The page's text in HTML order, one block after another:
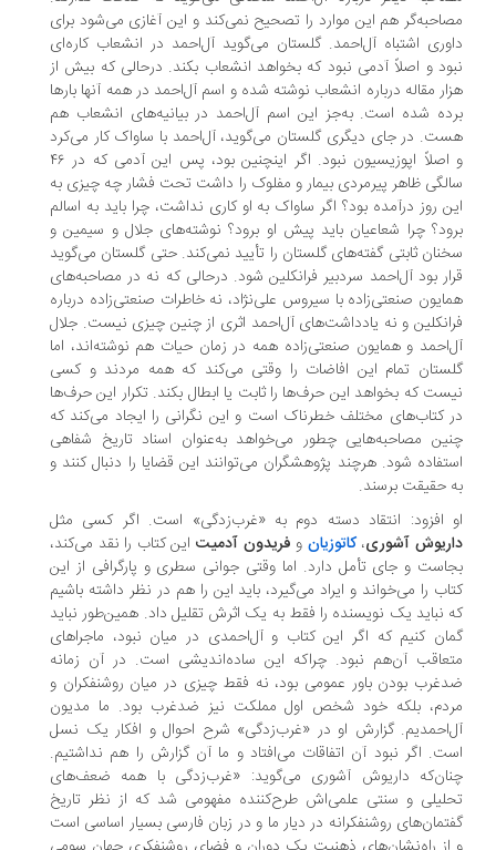
هم این موارد را تصحیح نمی‌کند و این آغازی می‌شود برای
اشتباه آل‌احمد. گلستان می‌گوید آل‌احمد در انشعاب کاره‌ای
و اصلاً آدمی نبود که بخواهد انشعاب بکند. درحالی که بیش از
مقاله درباره‌ انشعاب نوشته شده و اسم آل‌احمد در همه‌ آنها بارها
شده است. به‌جز این اسم آل‌احمد در بیانیه‌های انشعاب هم
در جای دیگری گلستان می‌گوید، آل‌احمد با ساواک کار می‌کرد
و اصلاً اپوزیسیون نبود. اگر اینچنین بود، پس این آدمی که در ۴۶
ظاهر پیرمردی بیمار و مفلوک را داشت تحت فشار چه چیزی به
روز درآمده بود؟ اگر ساواک به او کاری نداشت، چرا باید به اسالم
چرا شعاعیان باید پیش او برود؟ نوشته‌های جلال و سیمین و
ثابتی گفته‌های گلستان را تأیید نمی‌کند. حتی گلستان می‌گوید
بود آل‌احمد سردبیر فرانکلین شود. درحالی که نه در مصاحبه‌های
صنعتی‌زاده با سیروس علی‌نژاد، نه خاطرات صنعتی‌زاده درباره‌
و نه یادداشت‌های آل‌احمد اثری از چنین چیزی نیست. جلال
و همایون صنعتی‌زاده همه در زمان حیات هم نوشته‌اند، اما
تمام این افاضات را وقتی می‌کند که همه مردند و کسی
که بخواهد این حرف‌ها را ثابت یا ابطال بکند. تکرار این حرف‌ها
کتاب‌های مختلف خطرناک است و این نگرانی را ایجاد می‌کند که
مصاحبه‌هایی چطور می‌خواهد به‌عنوان اسناد تاریخ شفاهی
شود. هرچند پژوهشگران می‌توانند این قضایا را دنبال کنند و
حقیقت برسند.
افزود: انتقاد دسته‌ دوم به «غرب‌زدگی» است. اگر کسی مثل
آشوری،کاتوزیانوفریدون آدمیت این کتاب را نقد می‌کند،
و جای تأمل دارد. اما وقتی جوانی سطری و پارگرافی از این
را می‌خواند و ایراد می‌گیرد، باید این را هم در نظر داشته باشیم
نباید یک نویسنده را فقط به یک اثرش تقلیل داد. همین‌طور نباید
کنیم که اگر این کتاب و آل‌احمدی در میان نبود، ماجراهای
آن‌هم نبود. چراکه این ساده‌اندیشی است. در آن زمانه
بودن باور عمومی بود، نه فقط چیزی در میان روشنفکران و
بلکه خود شخص اول مملکت نیز ضدغرب بود. ما مدیون
گزارش او در «غرب‌زدگی» شرح احوال و افکار یک نسل
اگر نبود آن اتفاقات می‌افتاد و ما آن گزارش را هم نداشتیم.
داریوش آشوری می‌گوید: «غرب‌زدگی با همه‌ ضعف‌های
و سنتی علمی‌اش طرح‌کننده‌ مفهومی شد که از نظر تاریخ
روشنفکرانه در دیار ما و در زبان فارسی بسیار اساسی است